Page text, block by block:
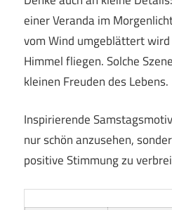
einer Veranda im
vom Wind umgeblättert wird
Himmel fliegen. Solche
kleinen Freuden des Lebens.
Inspirierende
nur schön anzusehen,
positive Stimmung zu